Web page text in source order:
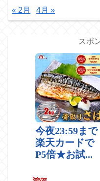
« 2月 4月 »
スポ